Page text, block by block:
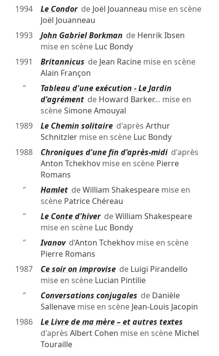
1994
Le Condorde Joël Jouanneau mise en scène
Joël Jouanneau
1993
John Gabriel Borkman de Henrik Ibsen
mise en scène Luc Bondy
1991
Britannicus de Jean Racinemise en scène
Alain Françon
″
Tableau d'une exécution - Le Jardin
d'agrémentde Howard Barker… mise en
scèneSimone Amouyal
1989
Le Chemin solitaired'après Arthur
Schnitzlermise en scène Luc Bondy
1988
Chroniques d'une fin d'après-midid'après
Anton Tchekhovmise en scène Pierre
Romans
″
HamletdeWilliam Shakespearemise en
scène Patrice Chéreau
″
Le Conte d'hiverdeWilliam Shakespeare
mise en scène Luc Bondy
″
Ivanovd’Anton Tchekhovmise en scène
Pierre Romans
1987
Ce soir on improvisede Luigi Pirandello
mise en scène Lucian Pintilie
″
Conversations conjugales de Danièle
Sallenavemise en scène Jean-Louis Jacopin
1986
Le Livre de ma mère – et autres textes
d'après Albert Cohen mise en scène Michel
Touraille